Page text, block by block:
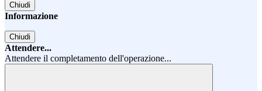
Chiudi
Informazione
Chiudi
Attendere...
Attendere il completamento dell'operazione...